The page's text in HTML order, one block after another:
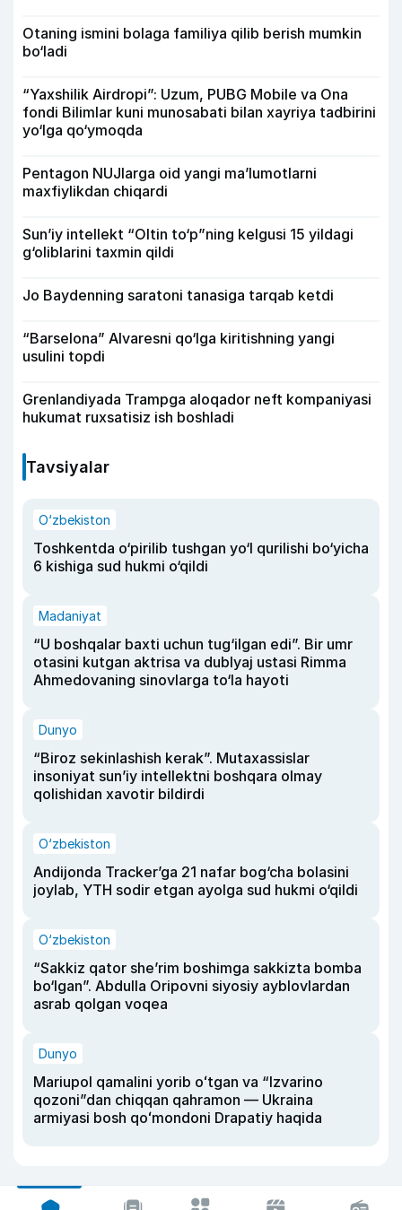
Otaning ismini bolaga familiya qilib berish mumkin
bo‘ladi
“Yaxshilik Airdropi”: Uzum, PUBG Mobile va Ona
fondi Bilimlar kuni munosabati bilan xayriya tadbirini
yo‘lga qo‘ymoqda
Pentagon NUJlarga oid yangi maʼlumotlarni
maxfiylikdan chiqardi
Sun’iy intellekt “Oltin to‘p”ning kelgusi 15 yildagi
g‘oliblarini taxmin qildi
Jo Baydenning saratoni tanasiga tarqab ketdi
“Barselona” Alvaresni qo‘lga kiritishning yangi
usulini topdi
Grenlandiyada Trampga aloqador neft kompaniyasi
hukumat ruxsatisiz ish boshladi
Tavsiyalar
O‘zbekiston
Toshkentda o‘pirilib tushgan yo‘l qurilishi bo‘yicha
6 kishiga sud hukmi o‘qildi
Madaniyat
“U boshqalar baxti uchun tug‘ilgan edi”. Bir umr
otasini kutgan aktrisa va dublyaj ustasi Rimma
Ahmedovaning sinovlarga to‘la hayoti
Dunyo
“Biroz sekinlashish kerak”. Mutaxassislar
insoniyat sun’iy intellektni boshqara olmay
qolishidan xavotir bildirdi
O‘zbekiston
Andijonda Tracker’ga 21 nafar bog‘cha bolasini
joylab, YTH sodir etgan ayolga sud hukmi o‘qildi
O‘zbekiston
“Sakkiz qator she’rim boshimga sakkizta bomba
bo‘lgan”. Abdulla Oripovni siyosiy ayblovlardan
asrab qolgan voqea
Dunyo
Mariupol qamalini yorib oʻtgan va “Izvarino
qozoni”dan chiqqan qahramon — Ukraina
armiyasi bosh qoʻmondoni Drapatiy haqida